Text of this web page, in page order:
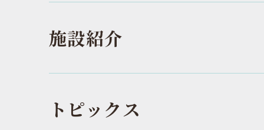
施設紹介
トピックス